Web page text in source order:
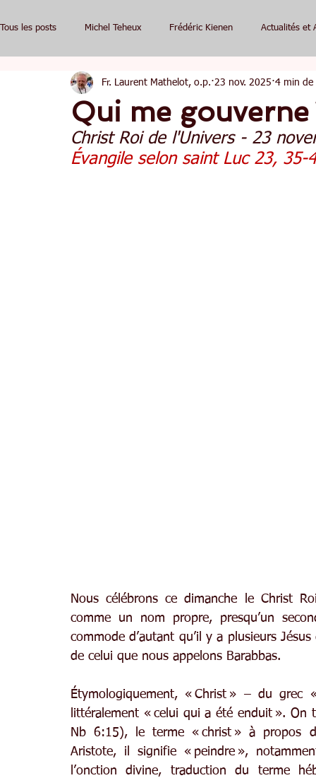
Tous les posts Michel Teheux Frédéric Kienen Actualités et
Qui me gouverne
Fr. Laurent Mathelot, o.p. 23 nov. 2025 4 min de
Christ Roi de l'Univers - 23
Évangile selon saint Luc 23, 35-
Nous célébrons ce dimanche le Christ
comme un nom propre, presqu’un
commode d’autant qu’il y a plusieurs
de celui que nous appelons Barabbas.
Étymologiquement, « Christ » – du grec
littéralement « celui qui a été enduit ».
Nb 6:15), le terme « christ » à propos
Aristote, il signifie « peindre »,
l’onction divine, traduction du terme